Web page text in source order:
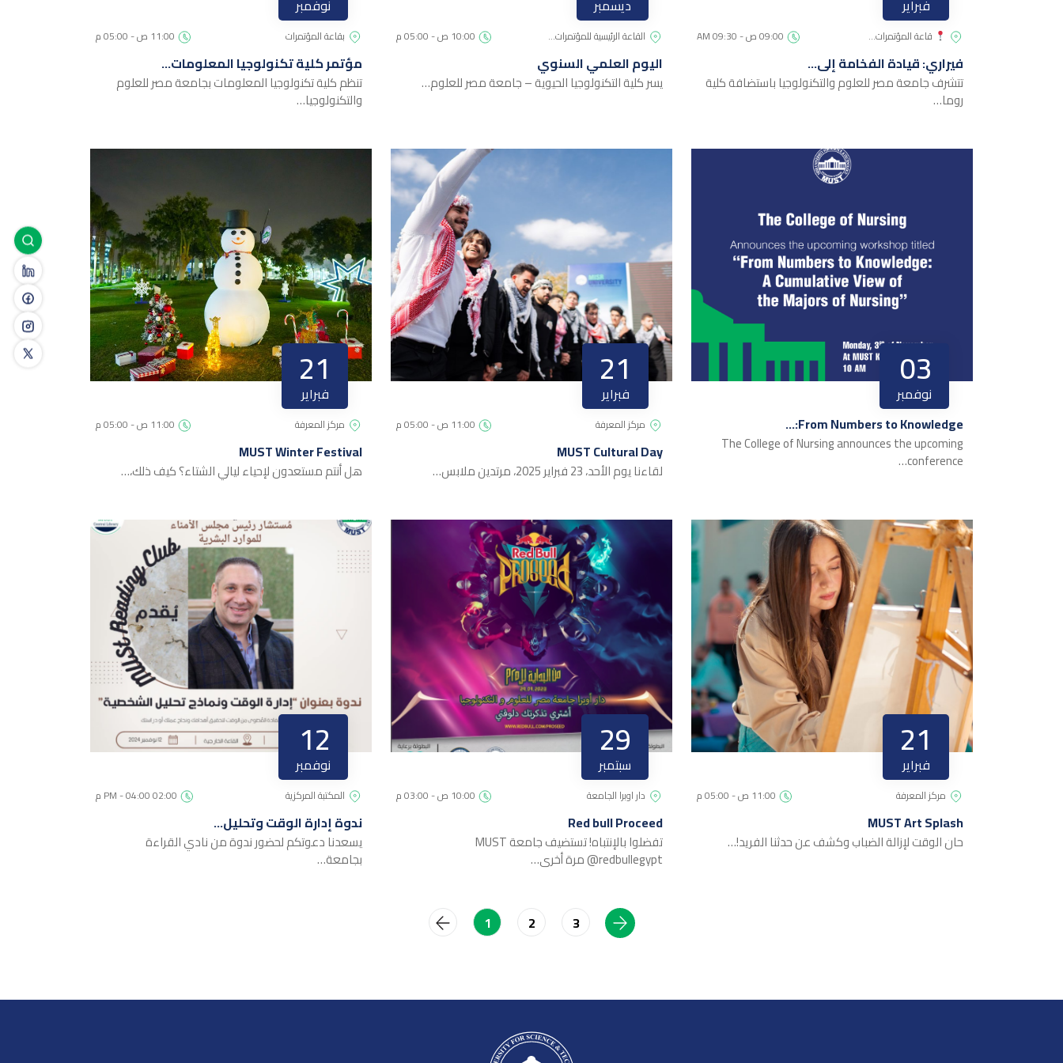
فبراير
قاعة المؤتمرات…
فيراري: قيادة الفخامة إلى…
تتشرف جامعة مصر للعلوم والتكنولوجيا باستضافة كلية
روما…
ديسمبر
القاعة الرئيسية للمؤتمرات…
اليوم العلمي السنوي
يسر كلية التكنولوجيا الحيوية – جامعة مصر للعلوم…
نوفمبر
بقاعة المؤتمرات
مؤتمر كلية تكنولوجيا المعلومات…
تنظم كلية تكنولوجيا المعلومات بجامعة مصر للعلوم
والتكنولوجيا…
03
نوفمبر
From Numbers to Knowledge:…
The College of Nursing announces the upcoming
conference…
21
فبراير
مركز المعرفة
MUST Cultural Day
لقاءنا يوم الأحد، 23 فبراير 2025، مرتدين ملابس…
21
فبراير
مركز المعرفة
MUST Winter Festival
هل أنتم مستعدون لإحياء ليالي الشتاء؟ كيف ذلك،…
21
فبراير
مركز المعرفة
MUST Art Splash
حان الوقت لإزالة الضباب وكشف عن حدثنا الفريد!…
29
سبتمبر
دار اوبرا الجامعة
Red bull Proceed
تفضلوا بالإنتباه! تستضيف جامعة MUST
@redbullegypt مرة أخرى…
12
نوفمبر
المكتبة المركزية
ندوة إدارة الوقت وتحليل…
يسعدنا دعوتكم لحضور ندوة من نادي القراءة
بجامعة…
1 2 3